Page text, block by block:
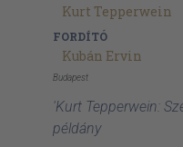
Kurt Tepperwein
FORDÍTÓ
Kubán Ervin
Budapest
'Kurt Tepperwein:
példány